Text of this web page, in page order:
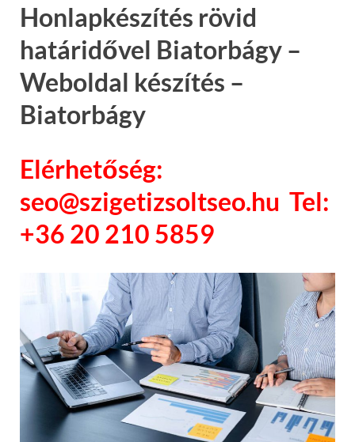
Honlapkészítés rövid
határidővel Biatorbágy –
Weboldal készítés –
Biatorbágy
Elérhetőség:
seo@szigetizsoltseo.hu Tel:
+36 20 210 5859